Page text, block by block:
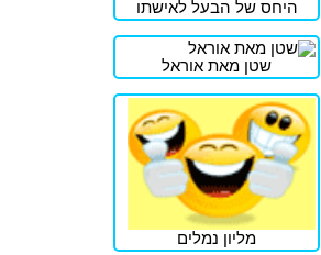
היחס של הבעל לאישתו
שטן מאת אוראל
מליון נמלים